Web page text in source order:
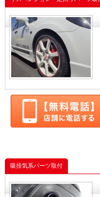
吸排気系パーツ取付